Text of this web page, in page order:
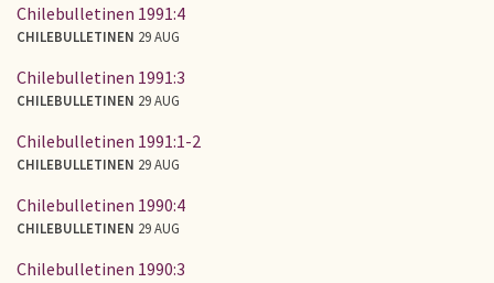
Chilebulletinen 1991:4
CHILEBULLETINEN 29 AUG
Chilebulletinen 1991:3
CHILEBULLETINEN 29 AUG
Chilebulletinen 1991:1-2
CHILEBULLETINEN 29 AUG
Chilebulletinen 1990:4
CHILEBULLETINEN 29 AUG
Chilebulletinen 1990:3